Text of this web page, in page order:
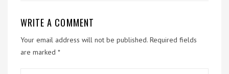
WRITE A COMMENT
Your email address will not be published. Required fields
are marked *